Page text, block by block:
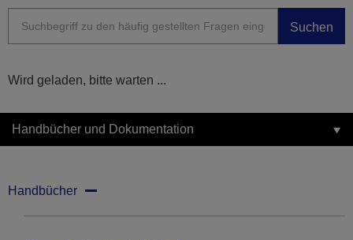
Suchen
Wird geladen, bitte warten ...
Handbücher und Dokumentation
Handbücher